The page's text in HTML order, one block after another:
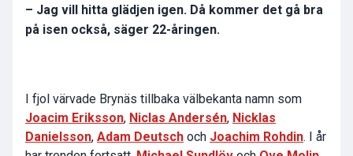
– Jag vill hitta glädjen igen. Då kommer det gå bra
på isen också, säger 22-åringen.
I fjol värvade Brynäs tillbaka välbekanta namn som
Joacim Eriksson, Niclas Andersén, Nicklas
Danielsson, Adam Deutsch och Joachim Rohdin. I år